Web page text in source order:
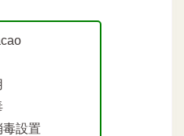
設置